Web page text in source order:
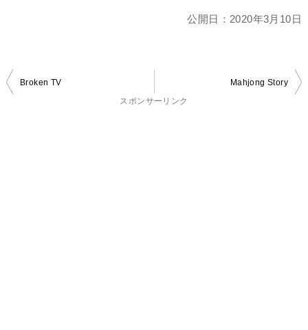
公開日： 2020年3月10日
投
Broken TV
Mahjong Story
スポンサーリンク